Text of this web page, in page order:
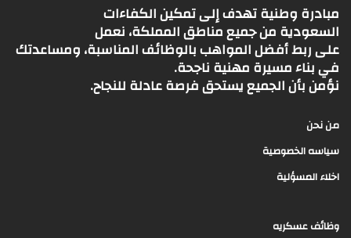
مبادرة وطنية تهدف إلى تمكين الكفاءات
السعودية من جميع مناطق المملكة، نعمل
على ربط أفضل المواهب بالوظائف المناسبة، ومساعدتك
في بناء مسيرة مهنية ناجحة.
نؤمن بأن الجميع يستحق فرصة عادلة للنجاح.
من نحن
سياسه الخصوصية
اخلاء المسؤلية
وظائف عسكريه